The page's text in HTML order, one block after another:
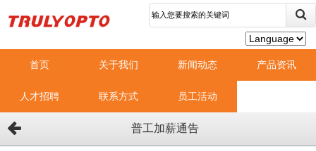
首页 关于我们 新闻动态 产品资讯
人才招聘 联系方式 员工活动
普工加薪通告